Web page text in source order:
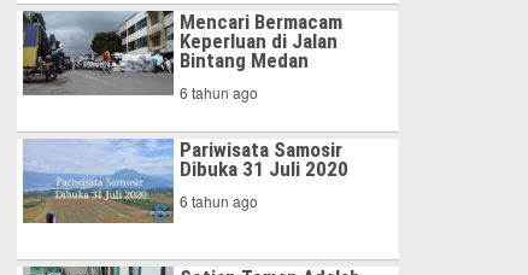
Mencari Bermacam
Keperluan di Jalan
Bintang Medan
6 tahun ago
Pariwisata Samosir
Dibuka 31 Juli 2020
6 tahun ago